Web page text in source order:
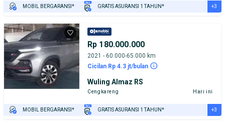
MOBIL BERGARANSI* GRATIS ASURANSI 1 TAHUN*
PENJUAL TERVERIFIKASI
+3
Rp 180.000.000
2021 - 60.000-65.000 km
Cicilan Rp 4.3 jt/bulan
Wuling Almaz RS
Cengkareng Hari ini
MOBIL BERGARANSI* GRATIS ASURANSI 1 TAHUN* +3